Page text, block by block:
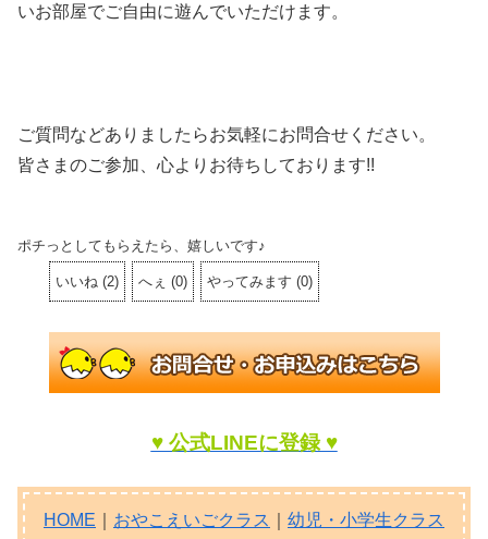
いお部屋でご自由に遊んでいただけます。
ご質問などありましたらお気軽にお問合せください。
皆さまのご参加、心よりお待ちしております!!
ポチっとしてもらえたら、嬉しいです♪
いいね (2) へぇ (0) やってみます (0)
♥ 公式LINEに登録 ♥
HOME おやこえいごクラス
幼児・小学生クラス